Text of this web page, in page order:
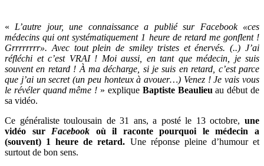
« L’autre jour, une connaissance a publié sur Facebook «ces
médecins qui ont systématiquement 1 heure de retard me gonflent !
Grrrrrrrr». Avec tout plein de smiley tristes et énervés. (..) J’ai
réfléchi et c’est VRAI ! Moi aussi, en tant que médecin, je suis
souvent en retard ! À ma décharge, si je suis en retard, c’est parce
que j’ai un secret (un peu honteux à avouer…) Venez ! Je vais vous
le révéler quand même ! » explique Baptiste Beaulieu au début de
sa vidéo.
Ce généraliste toulousain de 31 ans, a posté le 13 octobre, une
vidéo sur Facebook où il raconte pourquoi le médecin a
(souvent) 1 heure de retard. Une réponse pleine d’humour et
surtout de bon sens.